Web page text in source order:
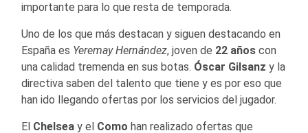
importante para lo que resta de temporada.
Uno de los que más destacan y siguen destacando en
España es Yeremay Hernández, joven de 22 años con
una calidad tremenda en sus botas. Óscar Gilsanz y la
directiva saben del talento que tiene y es por eso que
han ido llegando ofertas por los servicios del jugador.
El Chelsea y el Como han realizado ofertas que